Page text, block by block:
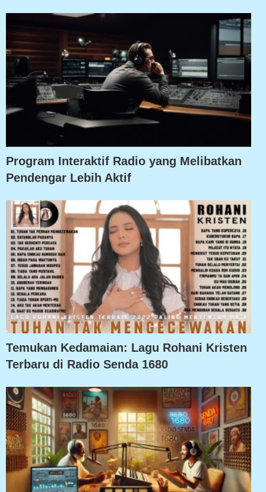
Program Interaktif Radio yang Melibatkan
Pendengar Lebih Aktif
Temukan Kedamaian: Lagu Rohani Kristen
Terbaru di Radio Senda 1680